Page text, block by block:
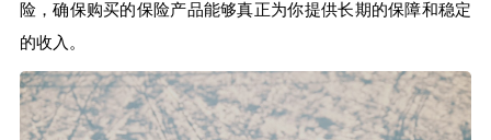
险，确保购买的保险产品能够真正为你提供长期的保障和稳定
的收入。